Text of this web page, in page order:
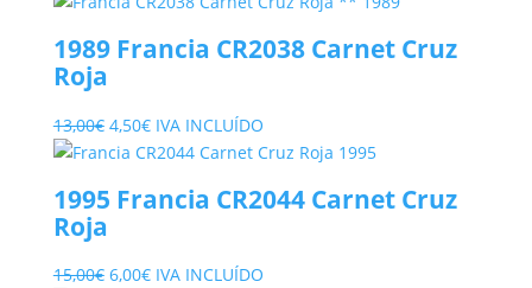
1989 Francia CR2038 Carnet Cruz
Roja
13,00€ El
precio
era:
4,50€El
precio
es:
IVA INCLUÍDO
1995 Francia CR2044 Carnet Cruz
Roja
15,00€ El
6,00€ElIVA INCLUÍDO